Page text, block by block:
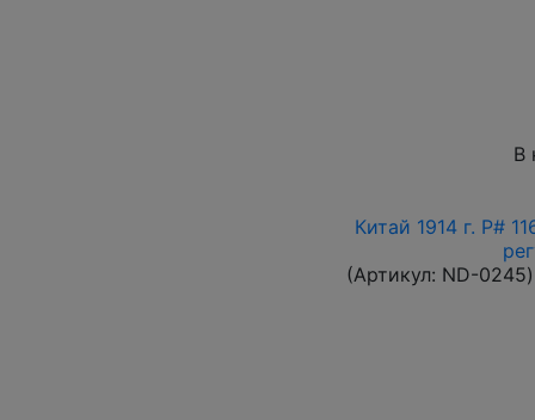
В
Китай 1914 г. P#
(Артикул: ND-0245)